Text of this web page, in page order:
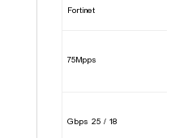
Fortinet
75Mpps
18 / 25 Gbps